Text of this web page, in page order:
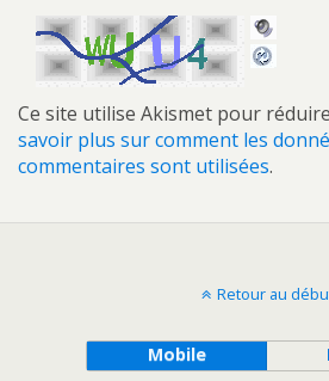
Ce site utilise Akismet pour
savoir plus sur comment les
commentaires sont utilisées.
Retour au
Mobile